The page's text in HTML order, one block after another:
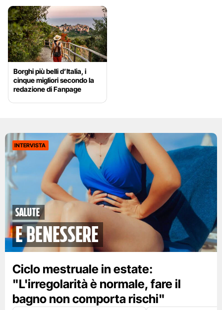
Borghi più belli d’Italia, i
cinque migliori secondo la
redazione di Fanpage
INTERVISTA
Salute
e benessere
Ciclo mestruale in estate:
"L'irregolarità è normale, fare il
bagno non comporta rischi"